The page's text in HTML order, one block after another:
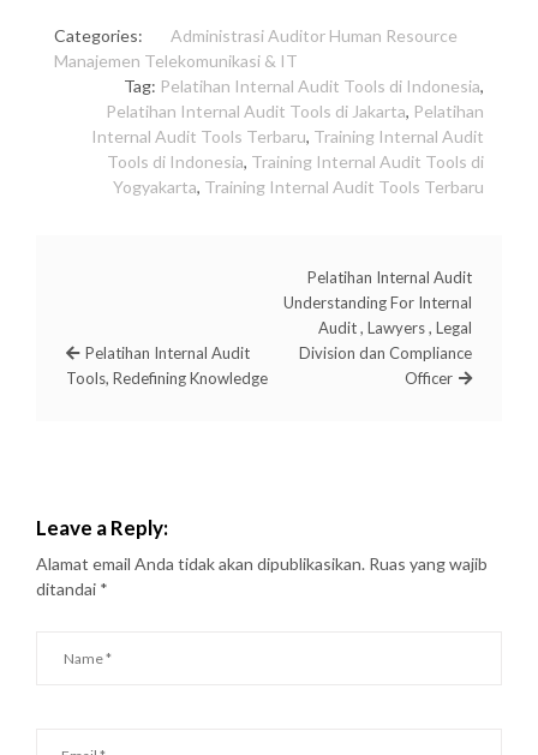
Categories: AdministrasiAuditor Human Resource
Manajemen Telekomunikasi & IT
Tag: Pelatihan Internal Audit Tools di Indonesia,
Pelatihan Internal Audit Tools di Jakarta, Pelatihan
Internal Audit Tools Terbaru, Training Internal Audit
Tools di Indonesia, Training Internal Audit Tools di
Yogyakarta, Training Internal Audit Tools Terbaru
Pelatihan Internal Audit
Tools, Redefining Knowledge
Pelatihan Internal Audit
Understanding For Internal
Audit , Lawyers , Legal
Division dan Compliance
Officer
Leave a Reply:
Alamat email Anda tidak akan dipublikasikan. Ruas yang wajib
ditandai *